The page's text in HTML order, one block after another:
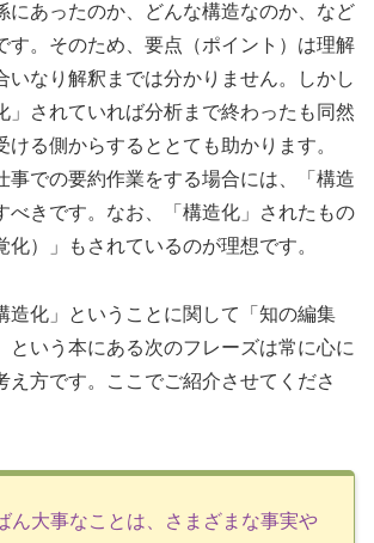
にあったのか、どんな構造なのか、など
す。そのため、要点（ポイント）は理解
いなり解釈までは分かりません。しかし
」されていれば分析まで終わったも同然
ける側からするととても助かります。
での要約作業をする場合には、「構造
べきです。なお、「構造化」されたもの
化）」もされているのが理想です。
化」ということに関して「知の編集
という本にある次のフレーズは常に心に
え方です。ここでご紹介させてくださ
大事なことは、さまざまな事実や